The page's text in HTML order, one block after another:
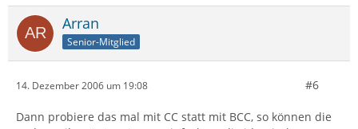
Arran
Senior-Mitglied
14. Dezember 2006 um 19:08 #6
Dann probiere das mal mit CC statt mit BCC, so können die